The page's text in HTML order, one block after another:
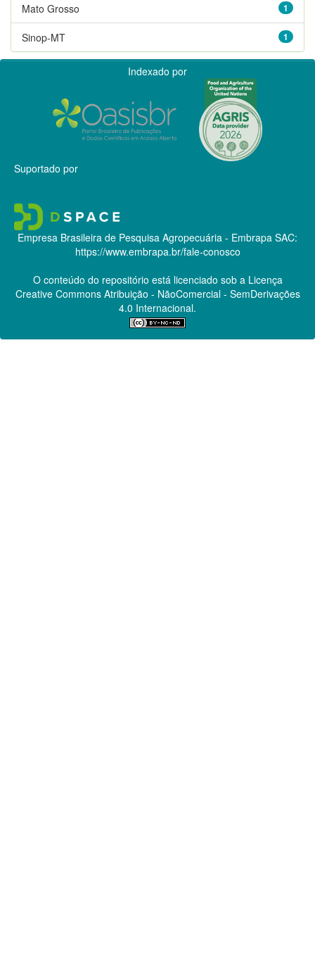
1
Mato Grosso
1
Sinop-MT
Indexado por
Suportado por
Empresa Brasileira de Pesquisa Agropecuária - Embrapa SAC:
https://www.embrapa.br/fale-conosco
O conteúdo do repositório está licenciado sob a Licença
Creative CommonsAtribuição - NãoComercial - SemDerivações
4.0 Internacional.